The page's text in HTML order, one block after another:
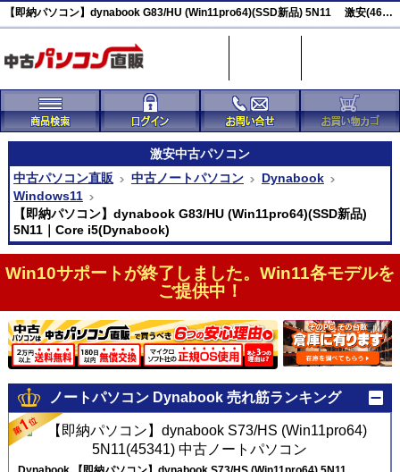
【即納パソコン】dynabook G83/HU (Win11pro64)(SSD新品) 5N11 激安(46530)
激安中古パソコン
中古パソコン直販
中古ノートパソコン
Dynabook
Windows11
【即納パソコン】dynabook G83/HU (Win11pro64)(SSD新品)
5N11｜Core i5(Dynabook)
Win10サポートが終了しました。Win11各モデルを
ご提供中！
ノートパソコン Dynabook 売れ筋ランキング